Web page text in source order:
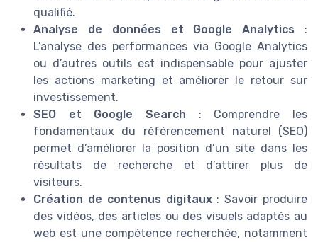
qualifié.
Analyse de données et Google Analytics :
L’analyse des performances via Google Analytics
ou d’autres outils est indispensable pour ajuster
les actions marketing et améliorer le retour sur
investissement.
SEO et Google Search : Comprendre les
fondamentaux du référencement naturel (SEO)
permet d’améliorer la position d’un site dans les
résultats de recherche et d’attirer plus de
visiteurs.
Création de contenus digitaux: Savoir produire
des vidéos, des articles ou des visuels adaptés au
web est une compétence recherchée, notamment